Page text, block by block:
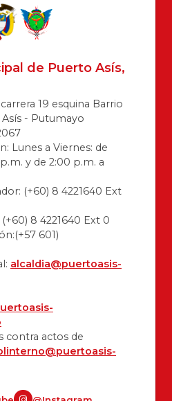
de Puerto Asís,
19 esquina Barrio
- Putumayo
Lunes a Viernes: de
y de 2:00 p.m. a
(+60) 8 4221640 Ext
8 4221640 Ext 0
601)
alcaldia@puertoasis-
contra actos de